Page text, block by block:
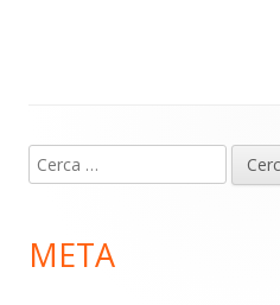
piè
pagina
Ricerca
per:
META